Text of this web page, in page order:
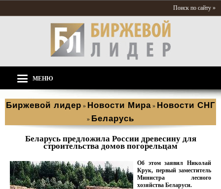
Поиск по сайту »
МЕНЮ
Биржевой лидер » Новости Мира » Новости СНГ
» Беларусь
Беларусь предложила России древесину для
строительства домов погорельцам
Об этом заявил Николай
Крук, первый заместитель
Министра лесного
хозяйства Беларуси.